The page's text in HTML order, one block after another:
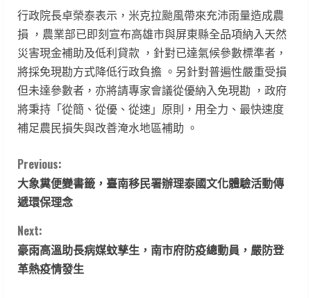
行政院長卓榮泰表示，米克拉颱風帶來充沛雨量造成農
損 ，農業部已即刻宣布高雄市與屏東縣全品項納入天然
災害現金補助及低利貸款 ，針對已達氣候參數標準者，
將採免現勘方式降低行政負擔 。另針對普遍性嚴重受損
但未達參數者，亦將請專家會議從優納入免現勘 ，政府
將秉持「從簡、從優、從速」原則，用全力、最快速度
補足農民損失與改善淹水地區補助 。
C
o
n
t
Previous:
大象糞便變書籤，臺南移民署辦理泰國文化體驗活動傳
遞環保理念
Next:
豪雨高溫助長病媒蚊孳生，南市府防疫總動員，嚴防登
革熱疫情發生